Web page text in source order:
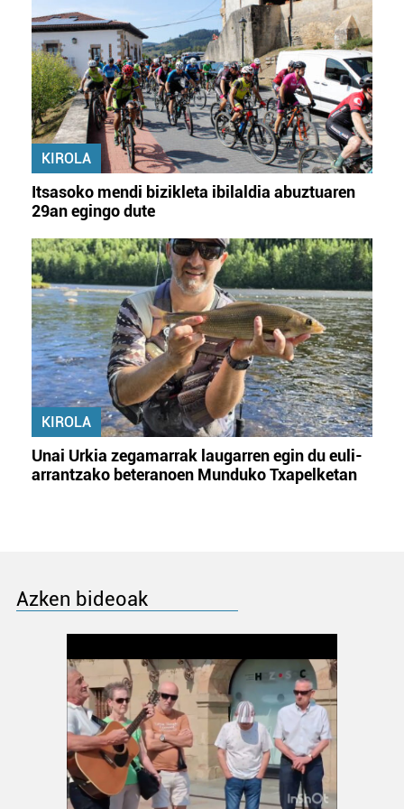
Lortu zure datu pertsonalak prozesatzeko moduari
buruzko informazio gehiago eta ezarri zure lehentasunak
datuen atalean. Edozein unetan alda edo ken dezakezu
zure baimena Cookieen adierazpenean.
Webgune honek cookie propioak eta hirugarrenen cookie-
fitxategiak erabiltzen ditu. Zure esperientzia eta
zerbitzuak hobetzeko asmoz, cookie teknologiaz
baliatzen gara. Ohar hau onartuz gero, teknologia hori
erabiltzeko baimen esplizitua ematen diguzu.
irakurri
KIROLA
Itsasoko mendi bizikleta ibilaldia abuztuaren
29an egingo dute
KIROLA
Unai Urkia zegamarrak laugarren egin du euli-
arrantzako beteranoen Munduko Txapelketan
Azken bideoak